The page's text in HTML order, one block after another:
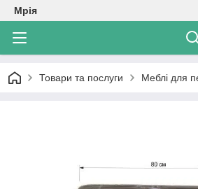
Мрія
Товари та послуги Меблі для